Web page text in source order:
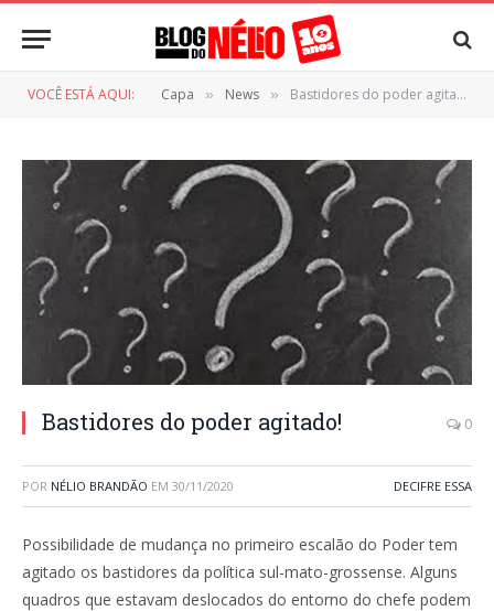
VOCÊ ESTÁ AQUI: Capa » News » Bastidores do poder agitado!
Bastidores do poder agitado! 0
POR NÉLIO BRANDÃO EM 30/11/2020 DECIFRE ESSA
Possibilidade de mudança no primeiro escalão do Poder tem
agitado os bastidores da política sul-mato-grossense. Alguns
quadros que estavam deslocados do entorno do chefe podem